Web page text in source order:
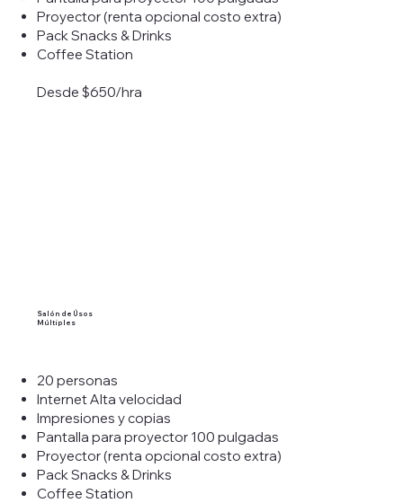
Proyector (renta opcional costo extra)
Pack Snacks & Drinks
Coffee Station
Desde $650/hra
Salón de Úsos
Múltiples
20 personas
Internet Alta velocidad
Impresiones y copias
Pantalla para proyector 100 pulgadas
Proyector (renta opcional costo extra)
Pack Snacks & Drinks
Coffee Station